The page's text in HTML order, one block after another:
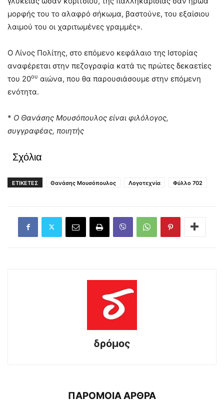
μορφής του το αλαφρό σήκωμα, βαστούνε, του εξαίσιου
λαιμού του οι χαριτωμένες γραμμές».
Ο Λίνος Πολίτης, στο επόμενο κεφάλαιο της Ιστορίας
αναφέρεται στην πεζογραφία κατά τις πρώτες δεκαετίες
του 20ου αιώνα, που θα παρουσιάσουμε στην επόμενη
ενότητα.
* Ο Θανάσης Μουσόπουλος είναι φιλόλογος,
συγγραφέας, ποιητής
Σχόλια
ΕΤΙΚΕΤΕΣ Θανάσης Μουσόπουλος Λογοτεχνία Φύλλο 702
δρόμος
ΠΑΡΟΜΟΙΑ ΑΡΘΡΑ